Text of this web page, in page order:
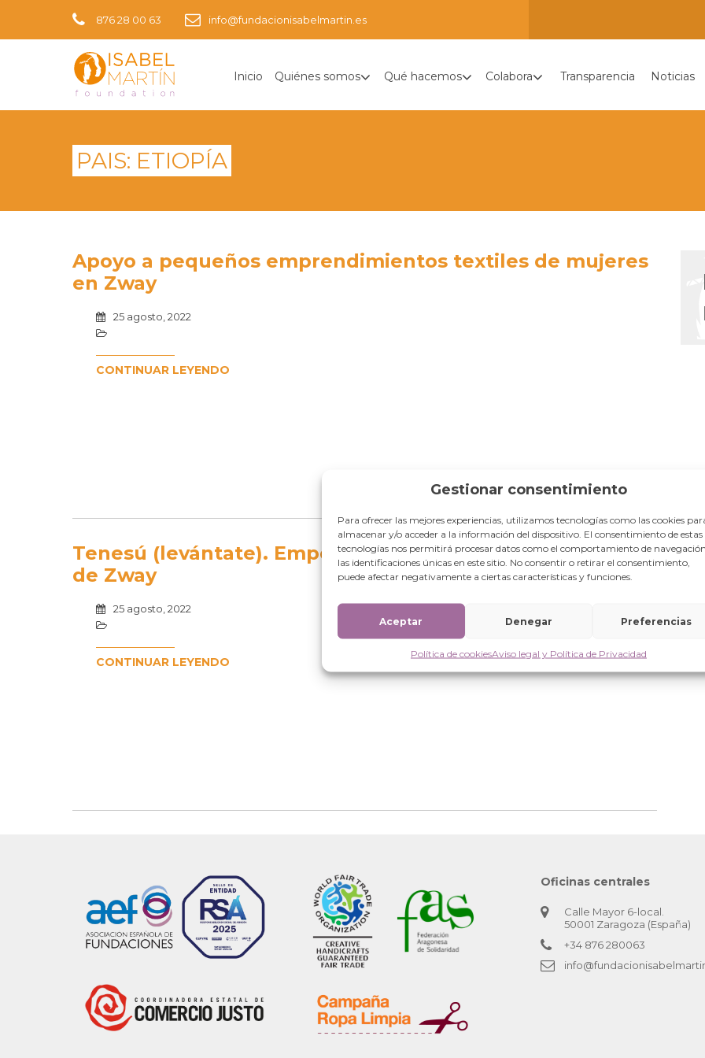
Gestionar consentimiento
Para ofrecer las mejores experiencias, utilizamos tecnologías como las cookies
almacenar y/o acceder a la información del dispositivo. El consentimiento de estas
tecnologías nos permitirá procesar datos como el comportamiento de
las identificaciones únicas en este sitio. No consentir o retirar el consentimiento,
puede afectar negativamente a ciertas características y funciones.
Aceptar Denegar Preferencias
Política de cookiesAviso legal y Política de Privacidad
876 28 00 63 info@fundacionisabelmartin.es
Inicio Quiénes somos Qué hacemos Colabora Transparencia Noticias
PAIS: ETIOPÍA
Apoyo a pequeños emprendimientos textiles de mujeres
en Zway
25 agosto, 2022
CONTINUAR LEYENDO
Tenesú (levántate). Empoderamiento de jóvenes mujeres
de Zway
25 agosto, 2022
CONTINUAR LEYENDO
Oficinas centrales
Calle Mayor 6-local.
50001 Zaragoza (España)
+34 876 280063